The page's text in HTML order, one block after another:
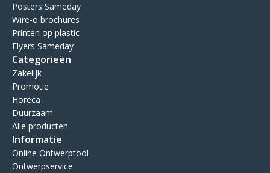
Posters Sameday
Wire-o brochures
Printen op plastic
Flyers Sameday
Categorieën
Zakelijk
Promotie
Horeca
Duurzaam
Alle producten
Informatie
Online Ontwerptool
Ontwerpservice